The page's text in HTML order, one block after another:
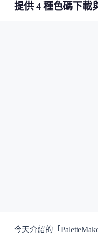
提供 4 種色碼下載
今天介紹的「